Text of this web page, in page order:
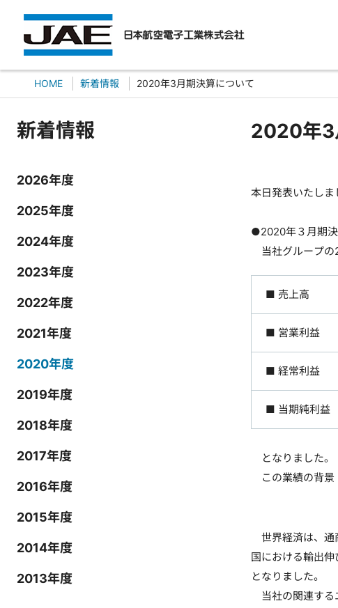
HOME 新着情報 2020年3月期決算について
新着情報
2026年度
2025年度
2024年度
2023年度
2022年度
2021年度
2020年度
2019年度
2018年度
2017年度
2016年度
2015年度
2014年度
2013年度
2020年3
本日発表いたしま
●2020年３月期
当社グループの
■ 売上高
■ 営業利益
■ 経常利益
■ 当期純利益
となりました。
この業績の背景
世界経済は、通
国における輸出
となりました。
当社の関連する